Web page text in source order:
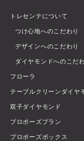
トレセンテについて
つけ心地へのこだわり
デザインへのこだわり
ダイヤモンドへのこだ
フローラ
テーブルクリーンダイヤ
双子ダイヤモンド
プロポーズプラン
プロポーズボックス